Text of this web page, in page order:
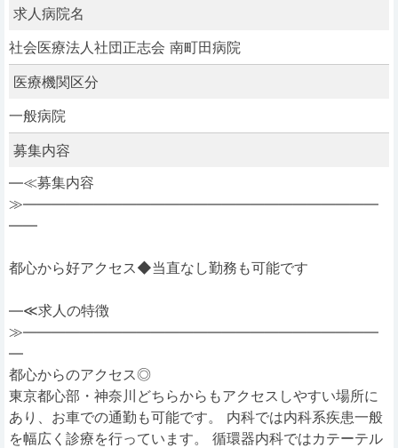
求人病院名
社会医療法人社団正志会 南町田病院
医療機関区分
一般病院
募集内容
―≪募集内容
≫―――――――――――――――――――――――――
――
都心から好アクセス◆当直なし勤務も可能です
―≪求人の特徴
≫―――――――――――――――――――――――――
―
都心からのアクセス◎
東京都心部・神奈川どちらからもアクセスしやすい場所に
あり、お車での通勤も可能です。 内科では内科系疾患一般
を幅広く診療を行っています。 循環器内科ではカテーテル